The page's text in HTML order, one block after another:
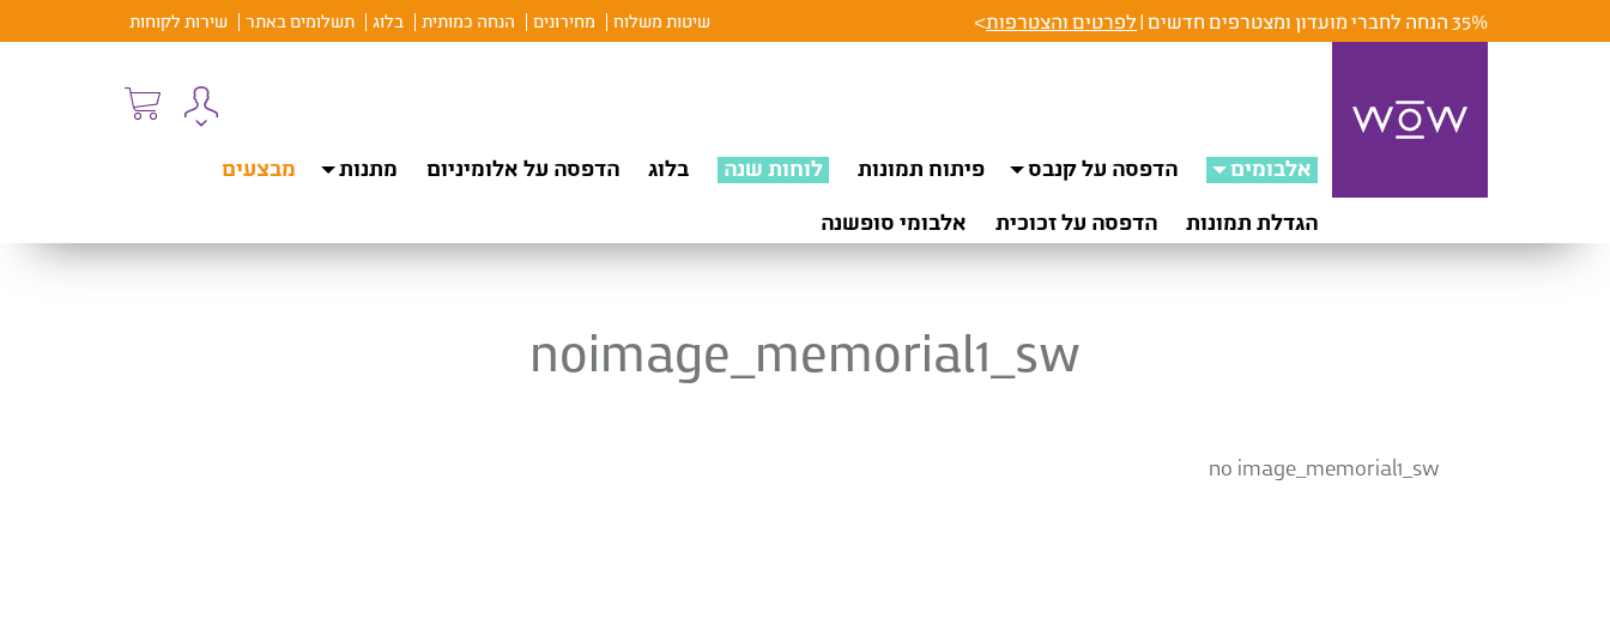
35% הנחה לחברי מועדון ומצטרפים חדשים | לפרטים והצטרפות> שיטות משלוח מחירונים הנחה כמותית בלוג תשלומים באתר שירות לקוחות
אלבומים הדפסה על קנבס פיתוח תמונות לוחות שנה בלוג הדפסה על אלומיניום מתנות
מבצעים
הגדלת תמונות
הדפסה על זכוכית אלבומי סופשנה
noimage_memorial1_sw
no image_memorial1_sw